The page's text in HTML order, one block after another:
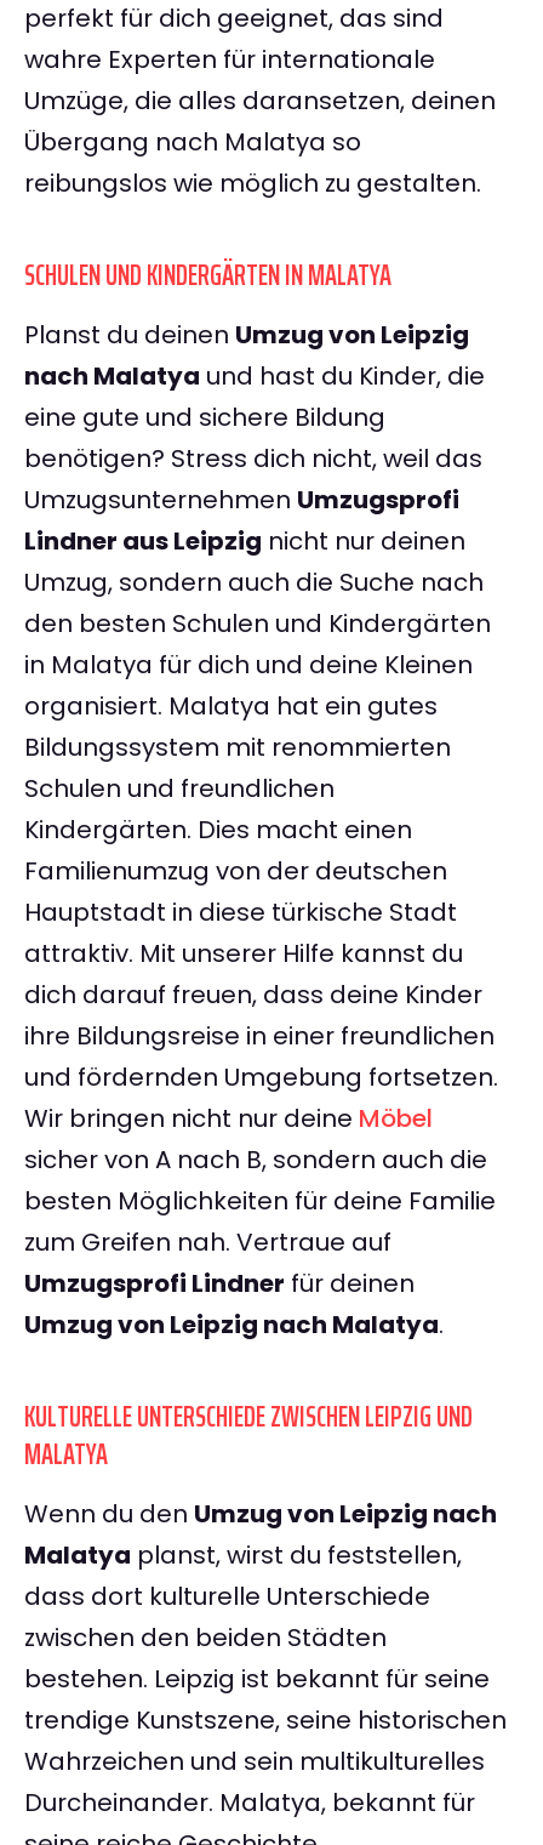
perfekt für dich geeignet, das sind
wahre Experten für internationale
Umzüge, die alles daransetzen, deinen
Übergang nach Malatya so
reibungslos wie möglich zu gestalten.
SCHULEN UND KINDERGÄRTEN IN MALATYA
Planst du deinen Umzug von Leipzig
nach Malatya und hast du Kinder, die
eine gute und sichere Bildung
benötigen? Stress dich nicht, weil das
Umzugsunternehmen Umzugsprofi
Lindner aus Leipzig nicht nur deinen
Umzug, sondern auch die Suche nach
den besten Schulen und Kindergärten
in Malatya für dich und deine Kleinen
organisiert. Malatya hat ein gutes
Bildungssystem mit renommierten
Schulen und freundlichen
Kindergärten. Dies macht einen
Familienumzug von der deutschen
Hauptstadt in diese türkische Stadt
attraktiv. Mit unserer Hilfe kannst du
dich darauf freuen, dass deine Kinder
ihre Bildungsreise in einer freundlichen
und fördernden Umgebung fortsetzen.
Wir bringen nicht nur deine Möbel
sicher von A nach B, sondern auch die
besten Möglichkeiten für deine Familie
zum Greifen nah. Vertraue auf
Umzugsprofi Lindner für deinen
Umzug von Leipzig nach Malatya.
KULTURELLE UNTERSCHIEDE ZWISCHEN LEIPZIG UND
MALATYA
Wenn du den Umzug von Leipzig nach
Malatya planst, wirst du feststellen,
dass dort kulturelle Unterschiede
zwischen den beiden Städten
bestehen. Leipzig ist bekannt für seine
trendige Kunstszene, seine historischen
Wahrzeichen und sein multikulturelles
Durcheinander. Malatya, bekannt für